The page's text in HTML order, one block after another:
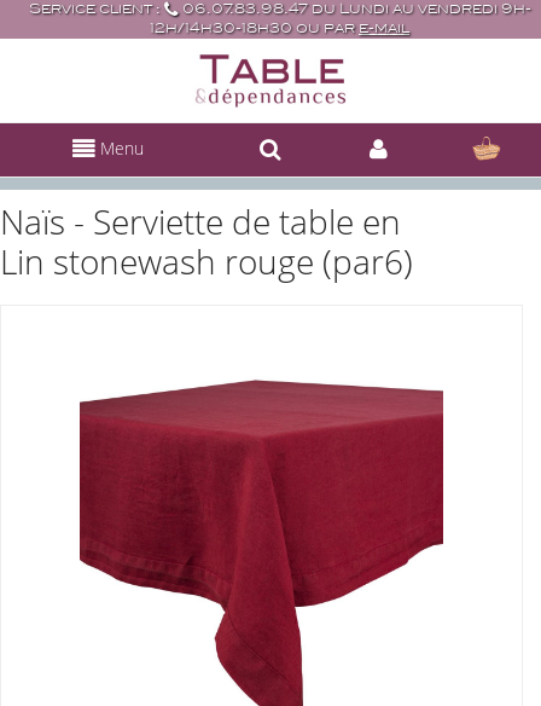
Service client :
06.07.83.98.47 du Lundi au vendredi 9h-
12h/14h30-18h30 ou par e-mail
Menu
Naïs - Serviette de table en
Lin stonewash rouge (par6)